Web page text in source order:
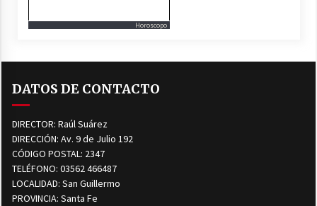
Horoscopo
DATOS DE CONTACTO
DIRECTOR: Raúl Suárez
DIRECCIÓN: Av. 9 de Julio 192
CÓDIGO POSTAL: 2347
TELÉFONO: 03562 466487
LOCALIDAD: San Guillermo
PROVINCIA: Santa Fe